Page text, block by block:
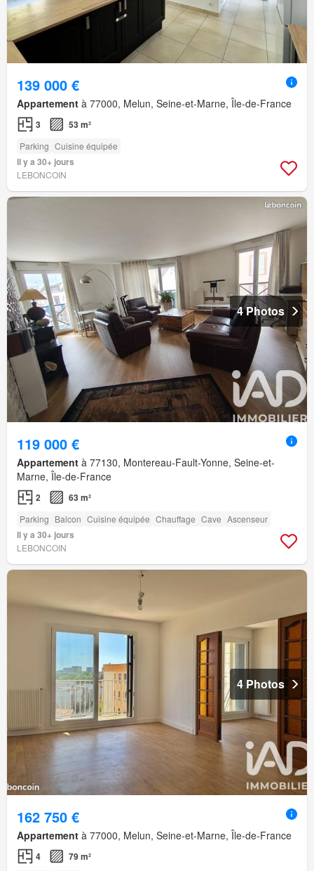
139 000 €
Appartement à 77000, Melun, Seine-et-Marne, Île-de-France
3 53 m²
Parking Cuisine équipée
Il y a 30+ jours
LEBONCOIN
4 Photos
119 000 €
Appartement à 77130, Montereau-Fault-Yonne, Seine-et-
Marne, Île-de-France
2 63 m²
Parking Balcon Cuisine équipée Chauffage Cave Ascenseur
Il y a 30+ jours
LEBONCOIN
4 Photos
162 750 €
Appartement à 77000, Melun, Seine-et-Marne, Île-de-France
4 79 m²